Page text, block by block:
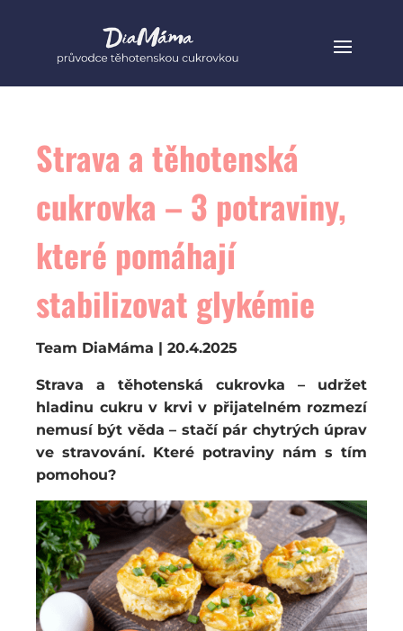
Strava a těhotenská
cukrovka – 3 potraviny,
které pomáhají
stabilizovat glykémie
Team DiaMáma | 20.4.2025
Strava a těhotenská cukrovka – udržet
hladinu cukru v krvi v přijatelném rozmezí
nemusí být věda – stačí pár chytrých úprav
ve stravování. Které potraviny nám s tím
pomohou?